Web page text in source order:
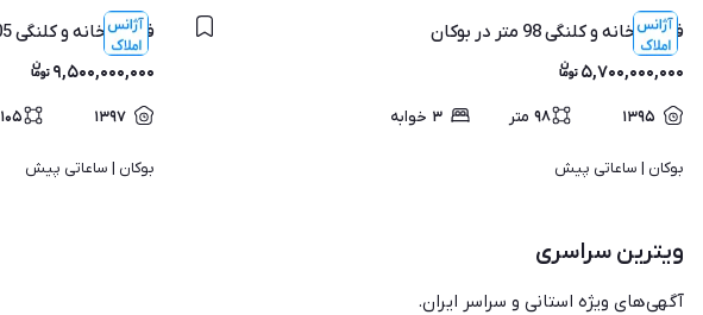
فروش خانه و کلنگی 98 متر در بوکان
۵,۷۰۰,۰۰۰,۰۰۰
۱۳۹۵ ۹۸ متر ۳ خوابه
بوکان | ساعاتی پیش
فروش خانه و کلنگی 105 متر در بوکان
۹,۵۰۰,۰۰۰,۰۰۰
۱۳۹۷ ۱۰۵
بوکان | ساعاتی پیش
ویترین سراسری
آگهی‌های ویژه استانی و سراسر ایران.